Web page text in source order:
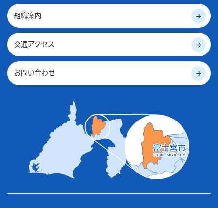
組織案内
交通アクセス
お問い合わせ